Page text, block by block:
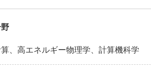
、高エネルギー物理学、計算機科学